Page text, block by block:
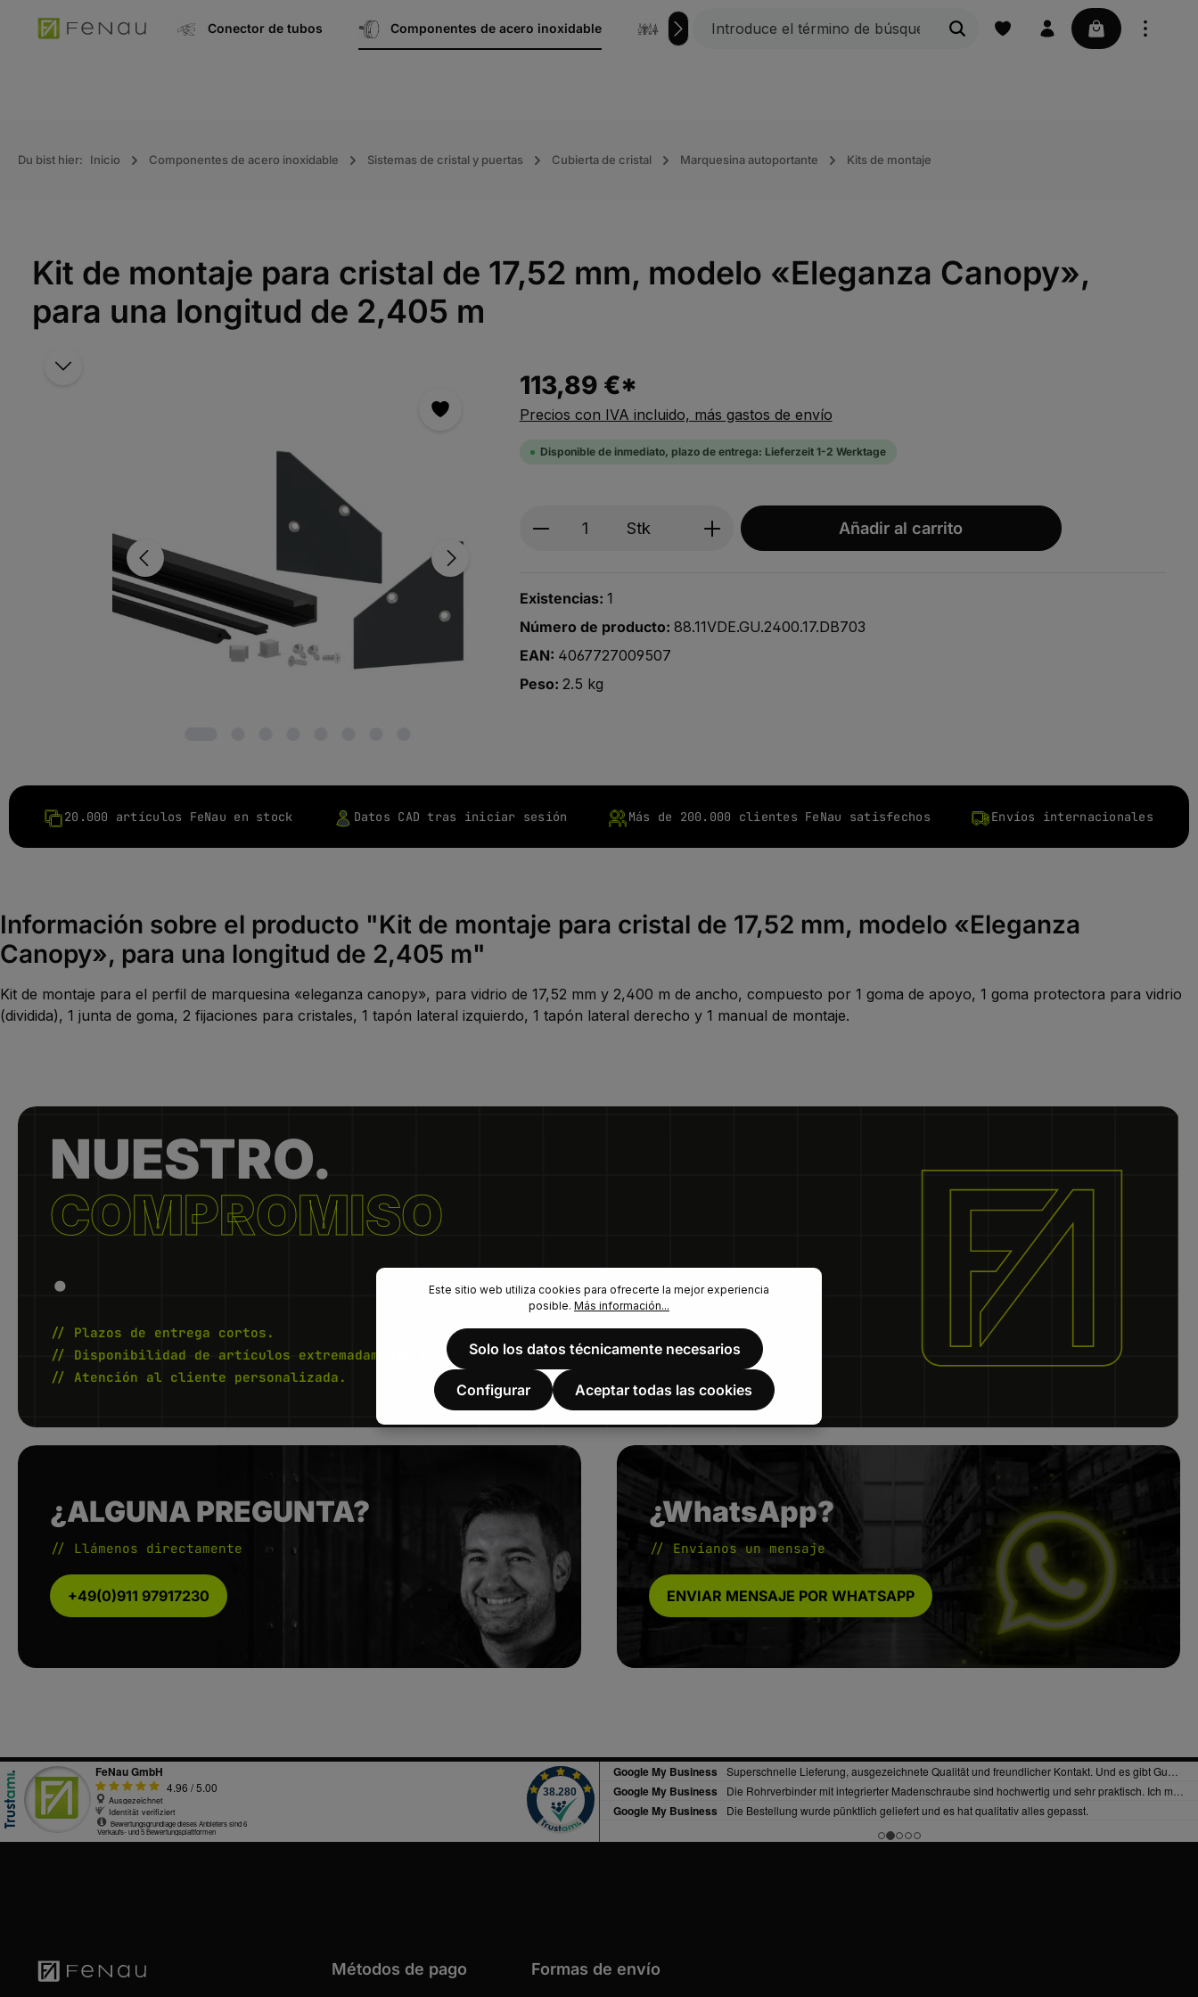
Ir a la navegación principalConector de tubos Componentes de acero inoxidable hierro forjado Peldaños de rejilla Rejillas Náutica |
La cesta
Du bist hier: Inicio Componentes de acero inoxidable Sistemas de cristal y puertas Cubierta de cristal Marquesina autoportante Kits de montaje
Kit de montaje para cristal de 17,52 mm, modelo «Eleganza Canopy»,
para una longitud de 2,405 m
Saltar la galería de imágenes 113,89 €*
Precios con IVA incluido, más gastos de envío
Disponible de inmediato, plazo de entrega: Lieferzeit 1-2 Werktage
Produkt Anzahl: Gib den gewünschten Wert ein oder benutze
Stk Añadir al carrito
Existencias: 1
Número de producto: 88.11VDE.GU.2400.17.DB703
EAN: 4067727009507
Peso: 2.5 kg
20.000 artículos FeNau en stock Datos CAD tras iniciar sesión Más de 200.000 clientes FeNau satisfechos Envíos internacionales
Información sobre el producto "Kit de montaje para cristal de 17,52 mm, modelo «Eleganza
Canopy», para una longitud de 2,405 m"
Kit de montaje para el perfil de marquesina «eleganza canopy», para vidrio de 17,52 mm y 2,400 m de ancho, compuesto por 1 goma de apoyo, 1 goma protectora para vidrio
(dividida), 1 junta de goma, 2 fijaciones para cristales, 1 tapón lateral izquierdo, 1 tapón lateral derecho y 1 manual de montaje.
NUESTRO.
COMPROMISO
.
// Plazos de entrega cortos.
// Disponibilidad de artículos extremadamente alta.
// Atención al cliente personalizada.
¿ALGUNA PREGUNTA?
// Llámenos directamente
+49(0)911 97917230
¿WhatsApp?
// Envíanos un mensaje
ENVIAR MENSAJE POR WHATSAPP
Métodos de pago Formas de envío
Este sitio web utiliza cookies para ofrecerte la mejor experiencia
posible. Más información...
Solo los datos técnicamente necesarios
Configurar Aceptar todas las cookies